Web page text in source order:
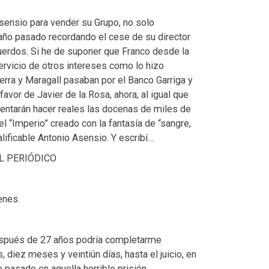
para vender su Grupo, no solo
pasado recordando el cese de su director
Si he de suponer que Franco desde la
de otros intereses como lo hizo
y Maragall pasaban por el Banco Garriga y
de Javier de la Rosa, ahora, al igual que
hacer reales las docenas de miles de
creado con la fantasía de “sangre,
Antonio Asensio. Y escribí…
PERIÓDICO
de 27 años podría completarme
diez meses y veintiún días, hasta el juicio, en